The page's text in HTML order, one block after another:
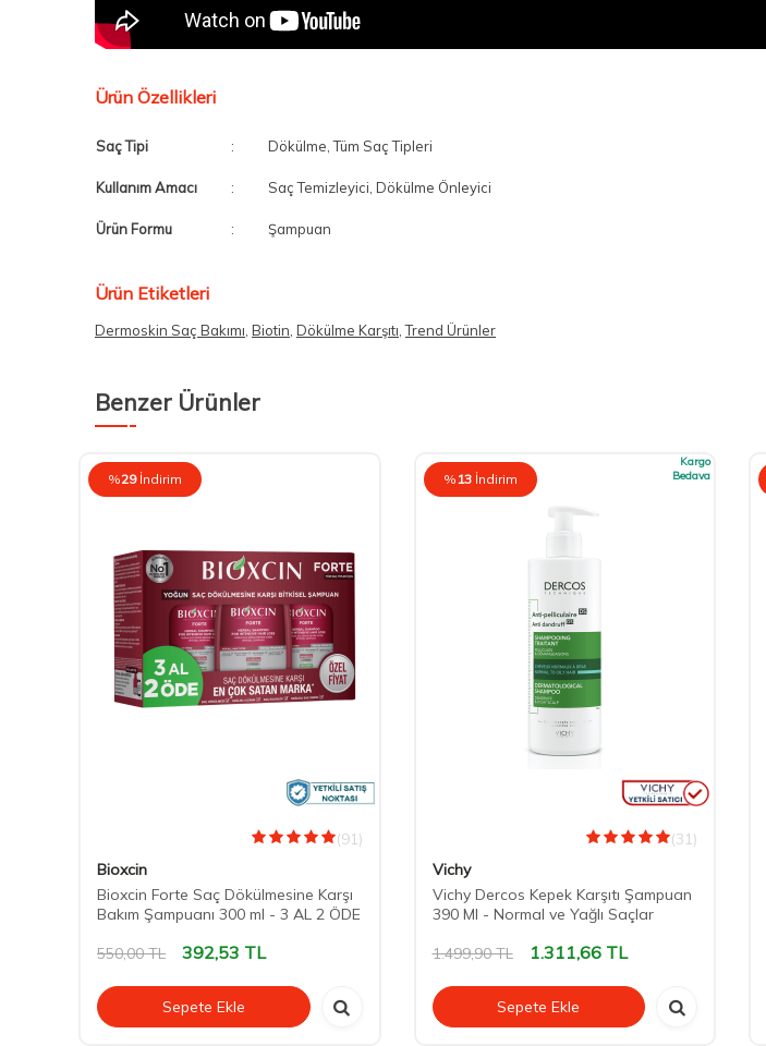
Ürün Özellikleri
Saç Tipi : Dökülme, Tüm Saç Tipleri
Kullanım Amacı : Saç Temizleyici, Dökülme Önleyici
Ürün Formu : Şampuan
Ürün Etiketleri
Dermoskin Saç Bakımı, Biotin, Dökülme Karşıtı,Trend Ürünler
Benzer Ürünler
%29 İndirim
(91)
Bioxcin
Bioxcin Forte Saç Dökülmesine Karşı
Bakım Şampuanı 300 ml - 3 AL 2 ÖDE
550,00TL 392,53 TL
Sepete Ekle
%13 İndirim
Kargo
Bedava
(31)
Vichy
Vichy Dercos Kepek Karşıtı Şampuan
390 Ml - Normal ve Yağlı Saçlar
1.499,90TL 1.311,66TL
Sepete Ekle